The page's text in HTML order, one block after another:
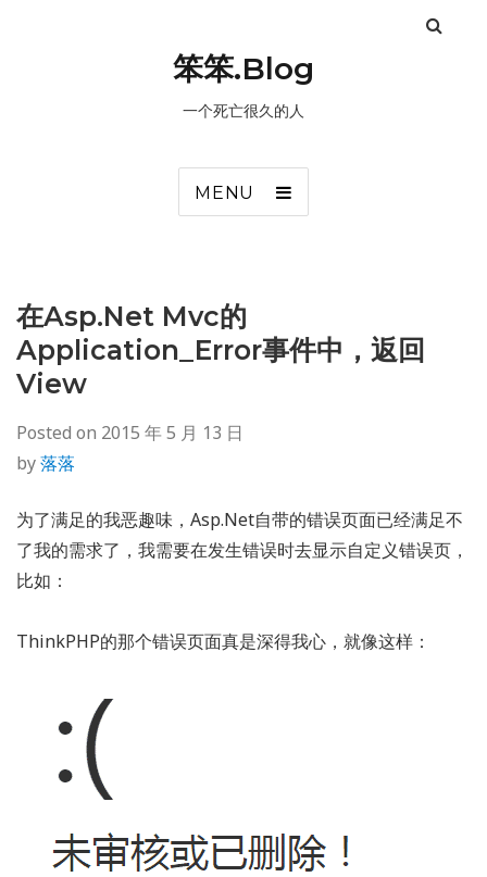
笨笨.Blog
一个死亡很久的人
MENU
在Asp.Net Mvc的
Application_Error事件中，返回
View
Posted on 2015 年 5 月 13 日
by落落
为了满足的我恶趣味，Asp.Net自带的错误页面已经满足不
了我的需求了，我需要在发生错误时去显示自定义错误页，
比如：
ThinkPHP的那个错误页面真是深得我心，就像这样：